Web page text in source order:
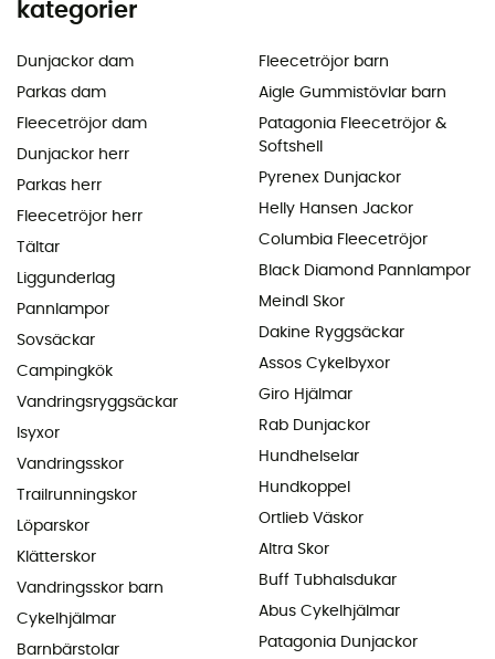
kategorier
Dunjackor dam
Parkas dam
Fleecetröjor dam
Dunjackor herr
Parkas herr
Fleecetröjor herr
Tältar
Liggunderlag
Pannlampor
Sovsäckar
Campingkök
Vandringsryggsäckar
Isyxor
Vandringsskor
Trailrunningskor
Löparskor
Klätterskor
Vandringsskor barn
Cykelhjälmar
Barnbärstolar
Fleecetröjor barn
Aigle Gummistövlar barn
Patagonia Fleecetröjor &
Softshell
Pyrenex Dunjackor
Helly Hansen Jackor
Columbia Fleecetröjor
Black Diamond Pannlampor
Meindl Skor
Dakine Ryggsäckar
Assos Cykelbyxor
Giro Hjälmar
Rab Dunjackor
Hundhelselar
Hundkoppel
Ortlieb Väskor
Altra Skor
Buff Tubhalsdukar
Abus Cykelhjälmar
Patagonia Dunjackor